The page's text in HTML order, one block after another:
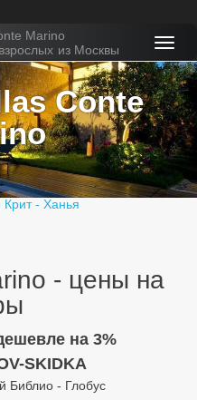
Marino
из Москвы
Conte
Крит - Ханья
- цены на
на 3%
SKIDKA
Библио - Глобус